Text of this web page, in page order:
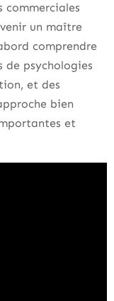
un maître
comprendre
de psychologies
et des
bien
et